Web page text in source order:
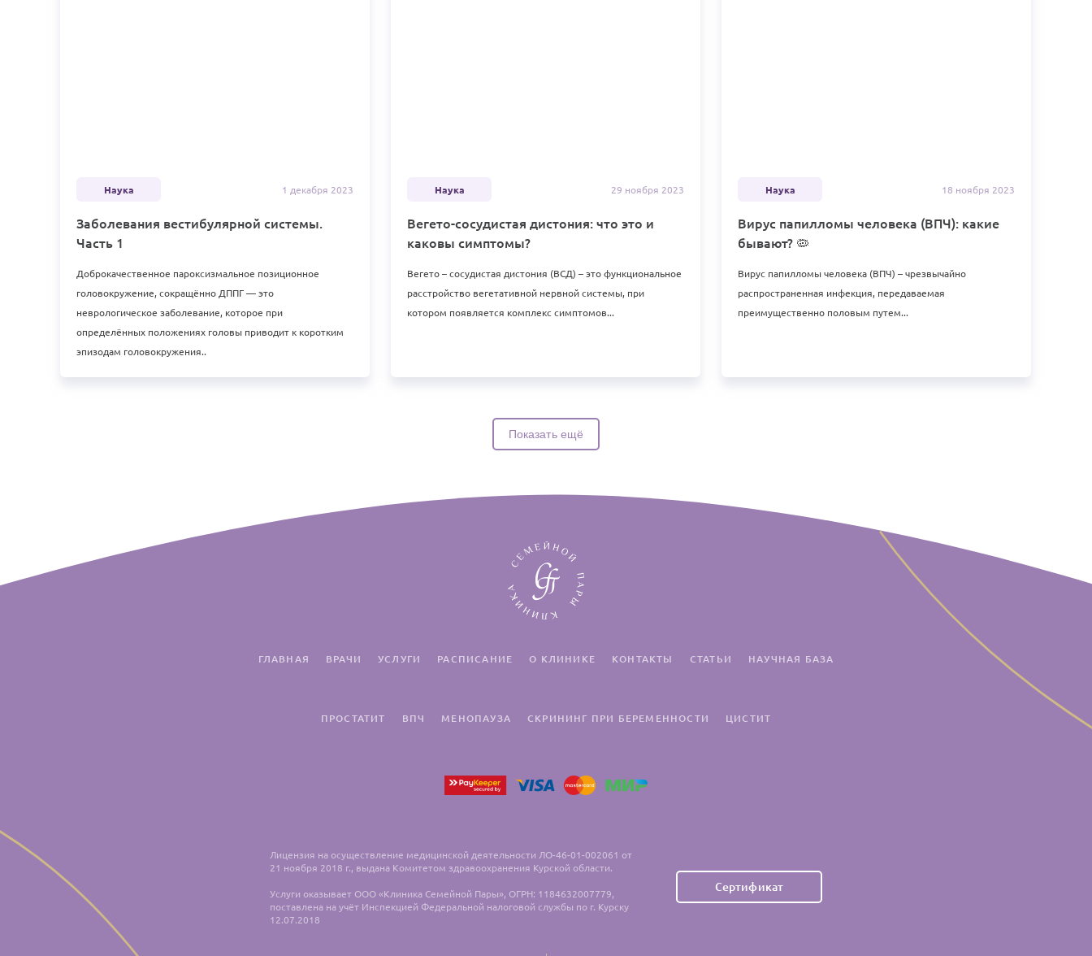
Наука 1 декабря 2023
Заболевания вестибулярной системы.
Часть 1
Доброкачественное пароксизмальное позиционное
головокружение, сокращённо ДППГ — это
неврологическое заболевание, которое при
определённых положениях головы приводит к коротким
эпизодам головокружения..
Наука 29 ноября 2023
Вегето-сосудистая дистония: что это и
каковы симптомы?
Вегето – сосудистая дистония (ВСД) – это функциональное
расстройство вегетативной нервной системы, при
котором появляется комплекс симптомов...
Наука 18 ноября 2023
Вирус папилломы человека (ВПЧ): какие
бывают? 🦠
Вирус папилломы человека (ВПЧ) – чрезвычайно
распространенная инфекция, передаваемая
преимущественно половым путем...
Показать ещё
ГЛАВНАЯ ВРАЧИ УСЛУГИ РАСПИСАНИЕ О КЛИНИКЕ КОНТАКТЫ СТАТЬИ НАУЧНАЯ БАЗА
ПРОСТАТИТ ВПЧ МЕНОПАУЗА СКРИНИНГ ПРИ БЕРЕМЕННОСТИ ЦИСТИТ
Лицензия на осуществление медицинской деятельности ЛО-46-01-002061 от
21 ноября 2018 г., выдана Комитетом здравоохранения Курской области.
Услуги оказывает ООО «Клиника Семейной Пары», ОГРН: 1184632007779,
поставлена на учёт Инспекцией Федеральной налоговой службы по г. Курску
12.07.2018
Сертификат